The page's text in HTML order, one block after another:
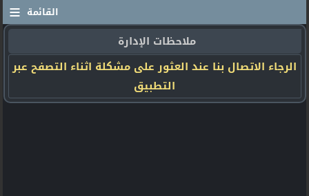
≡ القائمة
ملاحظات الإدارة
الرجاء الاتصال بنا عند العثور على مشكلة اثناء التصفح عبر
التطبيق